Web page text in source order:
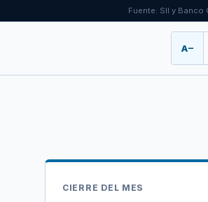
Fuente: SII y Banco
A−
CIERRE DEL MES